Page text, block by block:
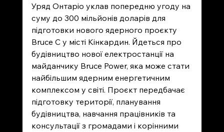
Уряд Онтаріо уклав попередню угоду на
суму до 300 мільйонів доларів для
підготовки нового ядерного проєкту
Bruce C у місті Кінкардин. Йдеться про
будівництво нової електростанції на
майданчику Bruce Power, яка може стати
найбільшим ядерним енергетичним
комплексом у світі. Проєкт передбачає
підготовку території, планування
будівництва, навчання працівників та
консультації з громадами і корінними